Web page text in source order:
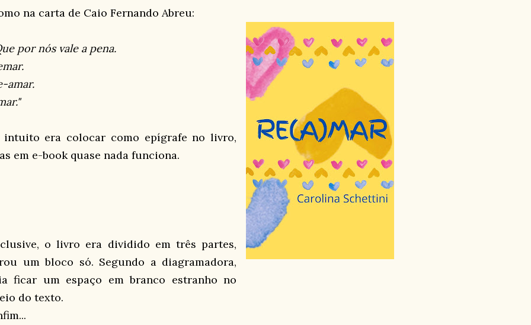
na carta de Caio Fernando Abreu:
por nós vale a pena.
amar.
intuito era colocar como epígrafe no livro,
em e-book quase nada funciona.
o livro era dividido em três partes,
um bloco só. Segundo a diagramadora,
ficar um espaço em branco estranho no
do texto.